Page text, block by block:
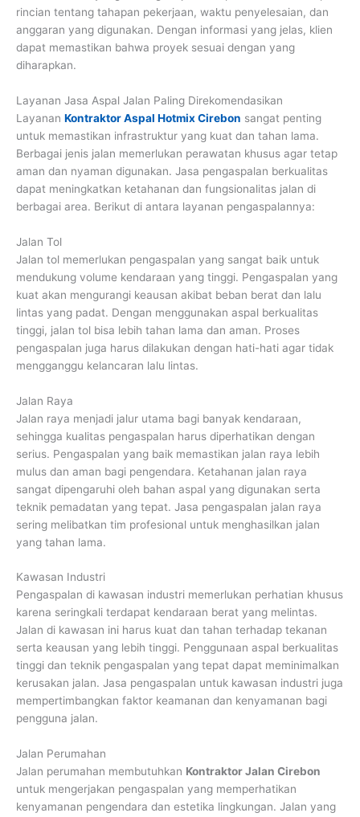
rincian tentang tahapan pekerjaan, waktu penyelesaian, dan
anggaran yang digunakan. Dengan informasi yang jelas, klien
dapat memastikan bahwa proyek sesuai dengan yang
diharapkan.
Layanan Jasa Aspal Jalan Paling Direkomendasikan
Layanan Kontraktor Aspal Hotmix Cirebon sangat penting
untuk memastikan infrastruktur yang kuat dan tahan lama.
Berbagai jenis jalan memerlukan perawatan khusus agar tetap
aman dan nyaman digunakan. Jasa pengaspalan berkualitas
dapat meningkatkan ketahanan dan fungsionalitas jalan di
berbagai area. Berikut di antara layanan pengaspalannya:
Jalan Tol
Jalan tol memerlukan pengaspalan yang sangat baik untuk
mendukung volume kendaraan yang tinggi. Pengaspalan yang
kuat akan mengurangi keausan akibat beban berat dan lalu
lintas yang padat. Dengan menggunakan aspal berkualitas
tinggi, jalan tol bisa lebih tahan lama dan aman. Proses
pengaspalan juga harus dilakukan dengan hati-hati agar tidak
mengganggu kelancaran lalu lintas.
Jalan Raya
Jalan raya menjadi jalur utama bagi banyak kendaraan,
sehingga kualitas pengaspalan harus diperhatikan dengan
serius. Pengaspalan yang baik memastikan jalan raya lebih
mulus dan aman bagi pengendara. Ketahanan jalan raya
sangat dipengaruhi oleh bahan aspal yang digunakan serta
teknik pemadatan yang tepat. Jasa pengaspalan jalan raya
sering melibatkan tim profesional untuk menghasilkan jalan
yang tahan lama.
Kawasan Industri
Pengaspalan di kawasan industri memerlukan perhatian khusus
karena seringkali terdapat kendaraan berat yang melintas.
Jalan di kawasan ini harus kuat dan tahan terhadap tekanan
serta keausan yang lebih tinggi. Penggunaan aspal berkualitas
tinggi dan teknik pengaspalan yang tepat dapat meminimalkan
kerusakan jalan. Jasa pengaspalan untuk kawasan industri juga
mempertimbangkan faktor keamanan dan kenyamanan bagi
pengguna jalan.
Jalan Perumahan
Jalan perumahan membutuhkan Kontraktor Jalan Cirebon
untuk mengerjakan pengaspalan yang memperhatikan
kenyamanan pengendara dan estetika lingkungan. Jalan yang